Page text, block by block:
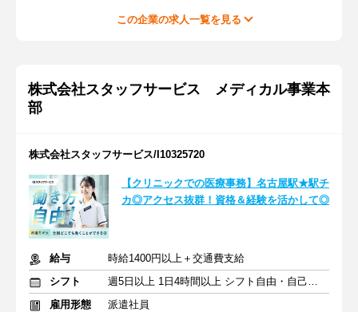
この企業の求人一覧を見る
株式会社スタッフサービス メディカル事業本
部
株式会社スタッフサービス/I10325720
【クリニックでの医療事務】名古屋駅★駅チ
カ◎アクセス抜群！資格＆経験を活かして◎
給与
時給1400円以上＋交通費支給
シフト
週5日以上 1日4時間以上 シフト自由・自己申告
雇用形態
派遣社員